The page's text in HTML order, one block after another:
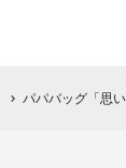
chevron_right パパバッグ「思いやりモデル」